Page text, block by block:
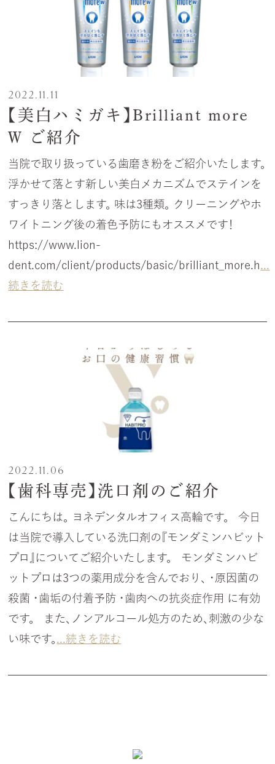
2022.11.11
【美白ハミガキ】Brilliant more
W ご紹介
当院で取り扱っている歯磨き粉をご紹介いたします。
浮かせて落とす新しい美白メカニズムでステインを
すっきり落とします。 味は3種類。 クリーニングやホ
ワイトニング後の着色予防にもオススメです！
https://www.lion-
dent.com/client/products/basic/brilliant_more.h
続きを読む
2022.11.06
【歯科専売】洗口剤のご紹介
こんにちは。 ヨネデンタルオフィス高輪です。 今日
は当院で導入している洗口剤の『モンダミンハビット
プロ』についてご紹介いたします。 モンダミンハビ
ットプロは3つの薬用成分を含んでおり、 ・原因菌の
殺菌 ・歯垢の付着予防 ・歯肉への抗炎症作用 に有効
です。 また、ノンアルコール処方のため、刺激の少な
い味です。
...続きを読む